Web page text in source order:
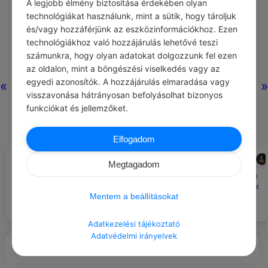
« »
#ÖNFEJLESZTÉS FRANCOIS DE LA ROCHEFOUCAULD
Van olyan szépség, amely sokkal
vonzóbb tökéletlenségében, mint
teljes befejezettségében.
A legjobb élmény biztosítása érdekében olyan
technológiákat használunk, mint a sütik, hogy tároljuk
és/vagy hozzáférjünk az eszközinformációkhoz. Ezen
technológiákhoz való hozzájárulás lehetővé teszi
számunkra, hogy olyan adatokat dolgozzunk fel ezen
az oldalon, mint a böngészési viselkedés vagy az
egyedi azonosítók. A hozzájárulás elmaradása vagy
visszavonása hátrányosan befolyásolhat bizonyos
funkciókat és jellemzőket.
Elfogadom
Megtagadom
Mentem a beállításokat
Adatkezelési tájékoztató
Adatvédelmi irányelvek